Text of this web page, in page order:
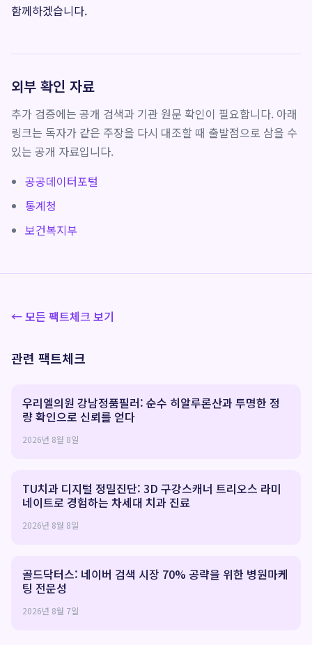
함께하겠습니다.
외부 확인 자료
추가 검증에는 공개 검색과 기관 원문 확인이 필요합니다. 아래
링크는 독자가 같은 주장을 다시 대조할 때 출발점으로 삼을 수
있는 공개 자료입니다.
공공데이터포털
통계청
보건복지부
← 모든 팩트체크 보기
관련 팩트체크
우리엘의원 강남정품필러: 순수 히알루론산과 투명한 정
량 확인으로 신뢰를 얻다
2026년 8월 8일
TU치과 디지털 정밀진단: 3D 구강스캐너 트리오스 라미
네이트로 경험하는 차세대 치과 진료
2026년 8월 8일
골드닥터스: 네이버 검색 시장 70% 공략을 위한 병원마케
팅 전문성
2026년 8월 7일